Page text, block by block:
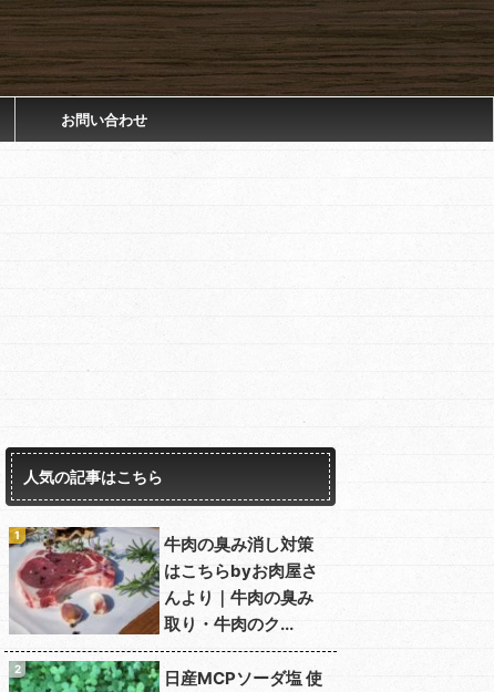
お問い合わせ
人気の記事はこちら
牛肉の臭み消し対策
はこちらbyお肉屋さ
んより｜牛肉の臭み
取り・牛肉のク...
日産MCPソーダ塩 使